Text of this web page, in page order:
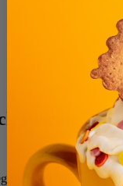
Biscuit
que nous vous